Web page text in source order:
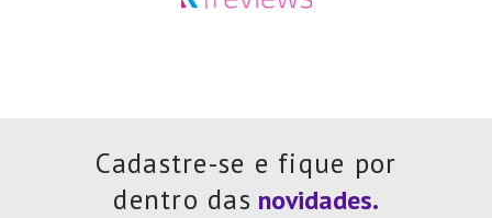
Cadastre-se e fique por
dentro das